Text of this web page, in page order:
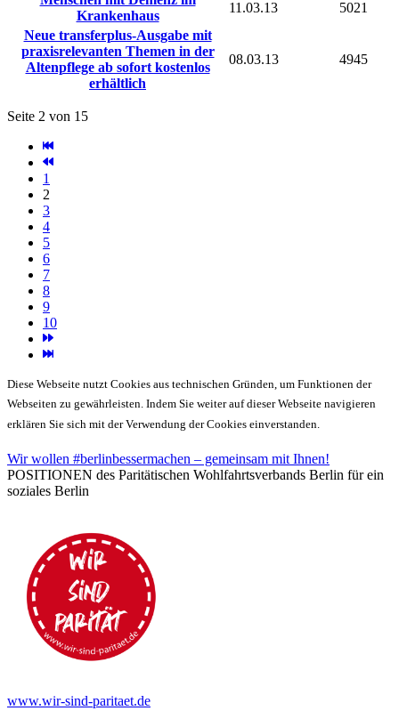
Krankenhaus
11.03.13
5021
Neue transferplus-Ausgabe mit
praxisrelevanten Themen in der
Altenpflege ab sofort kostenlos
erhältlich
08.03.13 4945
Seite 2 von 15
1
2
3
4
5
6
7
8
9
10
Diese Webseite nutzt Cookies aus technischen Gründen, um Funktionen der
Webseiten zu gewährleisten. Indem Sie weiter auf dieser Webseite navigieren
erklären Sie sich mit der Verwendung der Cookies einverstanden.
Wir wollen #berlinbessermachen – gemeinsam mit Ihnen!
POSITIONEN des Paritätischen Wohlfahrtsverbands Berlin für ein
soziales Berlin
www.wir-sind-paritaet.de